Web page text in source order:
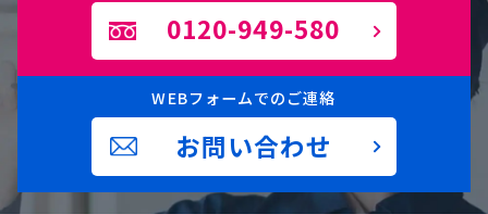
0120-949-580
WEBフォームでのご連絡
お問い合わせ